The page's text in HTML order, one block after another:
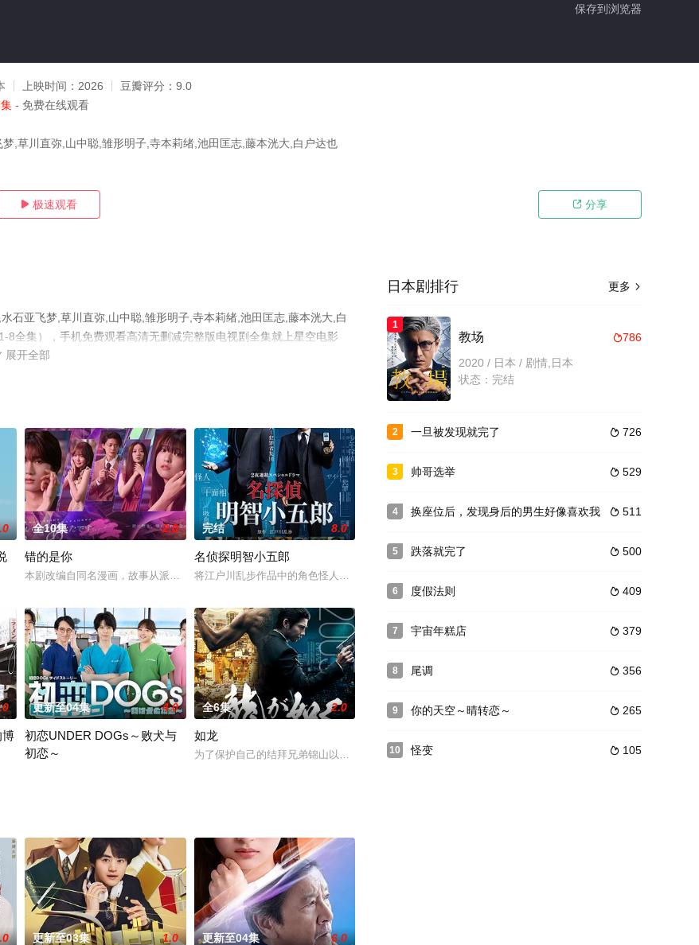
保存到浏览器
上映时间： 2026 豆瓣评分： 9.0
- 免费在线观看
,草川直弥,山中聪,雏形明子,寺本莉绪,池田匡志,藤本洸大,白户达也
 极速观看  分享
石亚飞梦,草川直弥,山中聪,雏形明子,寺本莉绪,池田匡志,藤本洸大,白
全集），手机免费观看高清无删减完整版电视剧全集就上星空电影
解。
展开全部
多心思花在工作上，但菜奈子发现自己的收入实在是太微薄了，甚至连水电费都
饰），与一切情绪都写在脸上的中乃航（雨宫翔 饰），看似性格相反，却因共同的摄影兴趣而成为挚友，并在大学时期
全10集 2.0
错的是你
本剧改编自同名漫画，故事从派遣职员山本莉子（工藤美樱 饰）被公司突然解雇开始。失意返家的她，在楼梯上滑倒时被陌生的帅气上班族勤救下
完结 8.0
名侦探明智小五郎
将江户川乱步作品中的角色怪人二十面相改编成国际骇客集团，以遭受网路犯罪威胁的现代日本为舞台。
更新至04集 4.0
初恋UNDER DOGs～败犬与
初恋～
全6集 2.0
如龙
为了保护自己的结拜兄弟锦山以及心爱的女人由美，于是自愿顶替锦山并扛下杀了自己组内老大的罪名，然后
更新至03集 1.0 更新至04集 6.0
更多 
日本剧排行
1
786
教场
2020 / 日本 / 剧情,日本
状态：完结
2  726
一旦被发现就完了
3  529
帅哥选举
4  511
换座位后，发现身后的男生好像喜欢我
5  500
跌落就完了
6  409
度假法则
7  379
宇宙年糕店
8  356
尾调
9  265
你的天空～晴转恋～
10  105
怪变